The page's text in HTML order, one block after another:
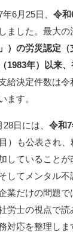
6月25日、 令和
ました。最大の
）の労災認定
1983年）以来
給決定件数は
ます。
日には、 令和
目）も公表され
していること
してメンタル
業だけの問題
労士の視点で
対応を整理しま